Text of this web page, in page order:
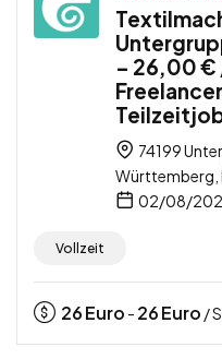
– 26,00 €
74199
Württemberg,
02/08/
Vollzeit
26Euro - 26Euro /